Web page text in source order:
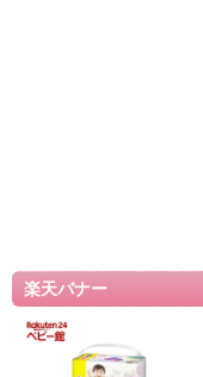
楽天バナー